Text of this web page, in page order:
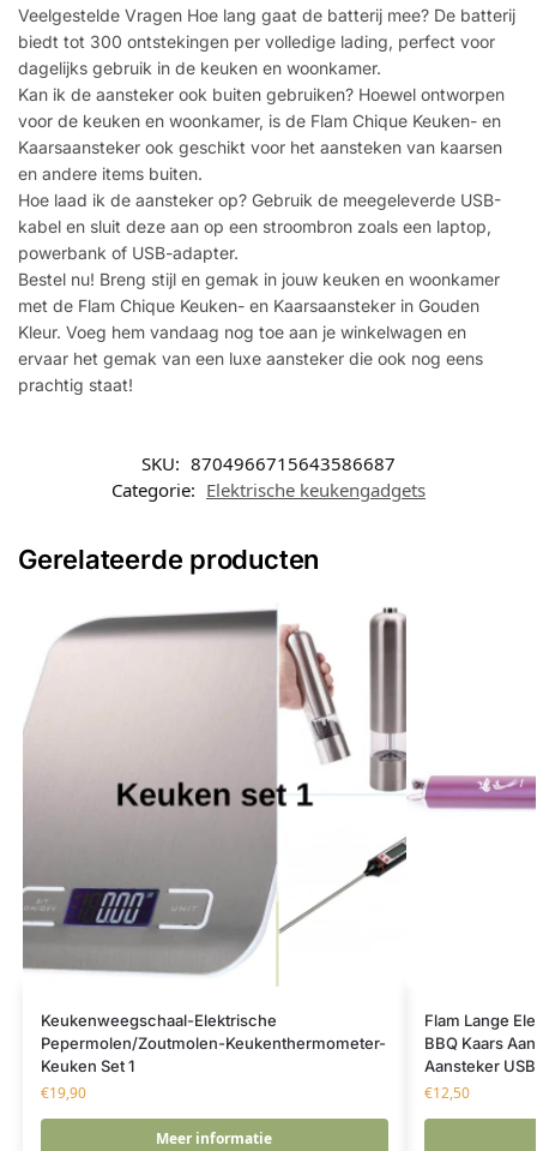
Veelgestelde Vragen Hoe lang gaat de batterij mee? De batterij
biedt tot 300 ontstekingen per volledige lading, perfect voor
dagelijks gebruik in de keuken en woonkamer.
Kan ik de aansteker ook buiten gebruiken? Hoewel ontworpen
voor de keuken en woonkamer, is de Flam Chique Keuken- en
Kaarsaansteker ook geschikt voor het aansteken van kaarsen
en andere items buiten.
Hoe laad ik de aansteker op? Gebruik de meegeleverde USB-
kabel en sluit deze aan op een stroombron zoals een laptop,
powerbank of USB-adapter.
Bestel nu! Breng stijl en gemak in jouw keuken en woonkamer
met de Flam Chique Keuken- en Kaarsaansteker in Gouden
Kleur. Voeg hem vandaag nog toe aan je winkelwagen en
ervaar het gemak van een luxe aansteker die ook nog eens
prachtig staat!
SKU: 8704966715643586687
Categorie: Elektrische keukengadgets
Gerelateerde producten
Keukenweegschaal-Elektrische
Pepermolen/Zoutmolen-Keukenthermometer-
Keuken Set 1
€19,90
Meer informatie
Flam Lange
BBQ Kaars
Aansteker
€12,50